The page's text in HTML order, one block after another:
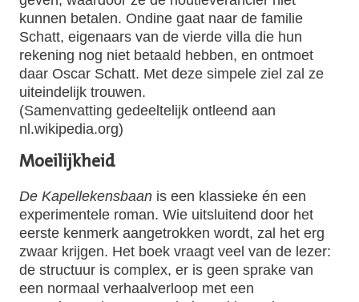
kunnen betalen. Ondine gaat naar de familie
Schatt, eigenaars van de vierde villa die hun
rekening nog niet betaald hebben, en ontmoet
daar Oscar Schatt. Met deze simpele ziel zal ze
uiteindelijk trouwen.
(Samenvatting gedeeltelijk ontleend aan
nl.wikipedia.org)
Moeilijkheid
De Kapellekensbaan is een klassieke én een
experimentele roman. Wie uitsluitend door het
eerste kenmerk aangetrokken wordt, zal het erg
zwaar krijgen. Het boek vraagt veel van de lezer:
de structuur is complex, er is geen sprake van
een normaal verhaalverloop met een